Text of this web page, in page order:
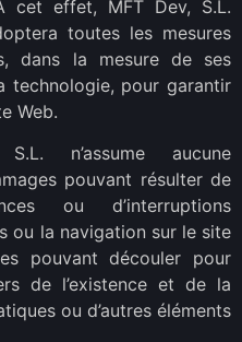
cet effet, MFT Dev, S.L.
toutes les mesures
dans la mesure de ses
technologie, pour garantir
Web.
n’assume aucune
pouvant résulter de
ou d’interruptions
ou la navigation sur le site
pouvant découler pour
de l’existence et de la
ou d’autres éléments